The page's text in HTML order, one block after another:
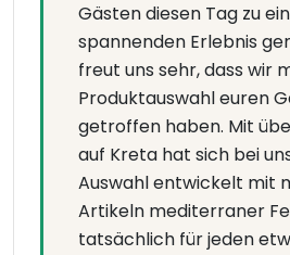
Gästen diesen Tag zu
spannenden Erlebnis
freut uns sehr, dass wir
Produktauswahl euren
getroffen haben. Mit
auf Kreta hat sich bei
Auswahl entwickelt mit
Artikeln mediterraner
tatsächlich für jeden